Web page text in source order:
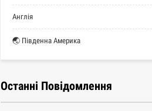
Англія
🌏 Південна Америка
Останні Повідомлення